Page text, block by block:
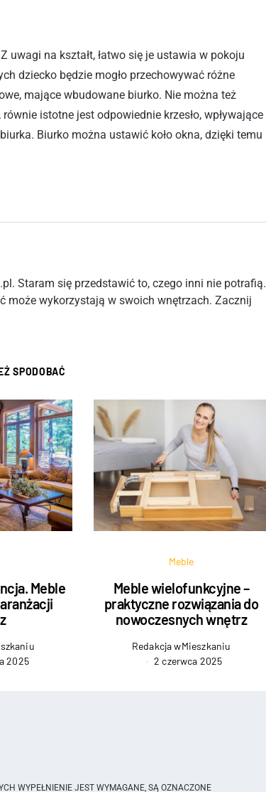
uwagi na kształt, łatwo się je ustawia w pokoju
dziecko będzie mogło przechowywać różne
mające wbudowane biurko. Nie można też
istotne jest odpowiednie krzesło, wpływające
Biurko można ustawić koło okna, dzięki temu
Staram się przedstawić to, czego inni nie potrafią.
może wykorzystają w swoich wnętrzach. Zacznij
SPODOBAĆ
Meble
2025
Meble
Meble wielofunkcyjne –
praktyczne rozwiązania do
nowoczesnych wnętrz
Redakcja wMieszkaniu
2 czerwca 2025
WYPEŁNIENIE JEST WYMAGANE, SĄ OZNACZONE